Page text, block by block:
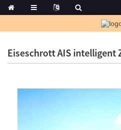
Eiseschrott AIS intelligent